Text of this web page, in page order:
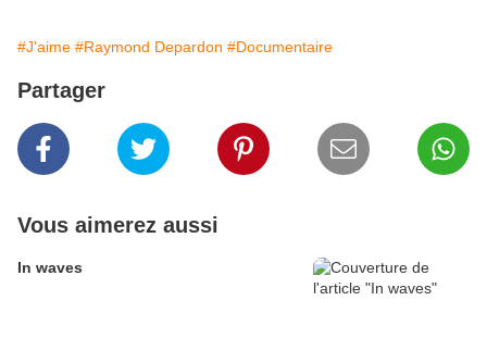
#J'aime #Raymond Depardon #Documentaire
Partager
Vous aimerez aussi
In waves